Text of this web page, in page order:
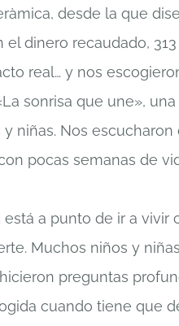
desde la que
dinero recaudado,
real… y nos
sonrisa que une»,
niñas. Nos
pocas semanas de
está a punto de ir a
Muchos niños y
preguntas
cuando tiene que